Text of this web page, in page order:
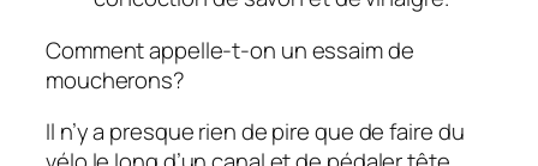
Comment appelle-t-on un essaim de
moucherons?
Il n’y a presque rien de pire que de faire du